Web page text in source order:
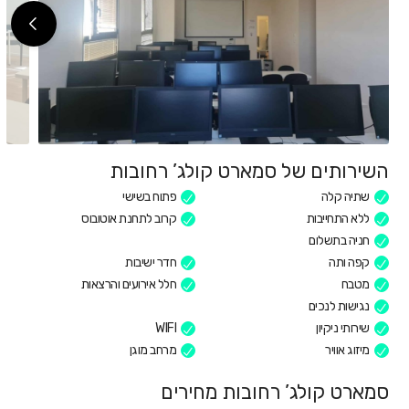
השירותים של סמארט קולג’ רחובות
שתיה קלה
פתוח בשישי
ללא התחייבות
קרוב לתחנת אוטובוס
חניה בתשלום
קפה ותה
חדר ישיבות
מטבח
חלל אירועים והרצאות
נגישות לנכים
שירותי ניקיון
WIFI
מיזוג אוויר
מרחב מוגן
סמארט קולג’ רחובות מחירים